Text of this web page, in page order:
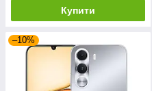
Купити
–10%